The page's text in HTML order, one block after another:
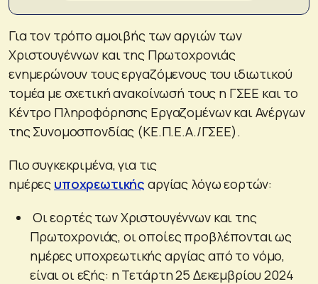
Για τον τρόπο αμοιβής των αργιών των
Χριστουγέννων και της Πρωτοχρονιάς
ενημερώνουν τους εργαζόμενους του ιδιωτικού
τομέα με σχετική ανακοίνωσή τους η ΓΣΕΕ και το
Κέντρο Πληροφόρησης Εργαζομένων και Ανέργων
της Συνομοσπονδίας (ΚΕ.Π.Ε.Α./ΓΣΕΕ).
Πιο συγκεκριμένα, για τις
ημέρες υποχρεωτικής αργίας λόγω εορτών:
Οι εορτές των Χριστουγέννων και της
Πρωτοχρονιάς, οι οποίες προβλέπονται ως
ημέρες υποχρεωτικής αργίας από το νόμο,
είναι οι εξής: η Τετάρτη 25 Δεκεμβρίου 2024